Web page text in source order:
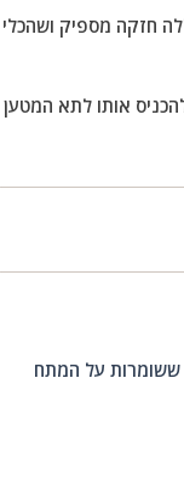
חזקה מספיק ושהכלי
אותו לתא המטען
ששומרות על המתח